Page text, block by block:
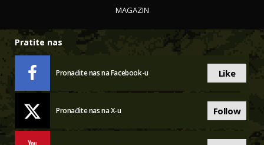
MAGAZIN
Pratite nas
Pronađite nas na Facebook-u Like
Pronađite nas na X-u Follow